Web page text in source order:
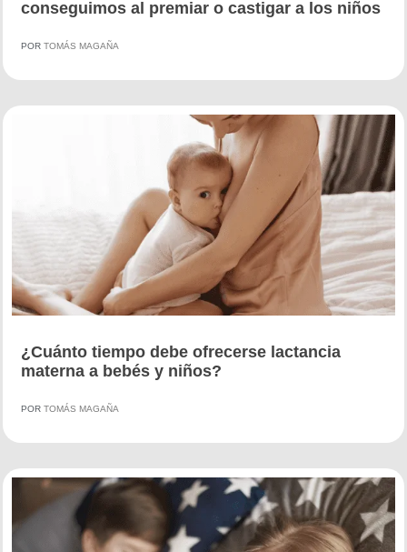
conseguimos al premiar o castigar a los niños
POR TOMÁS MAGAÑA
¿Cuánto tiempo debe ofrecerse lactancia
materna a bebés y niños?
POR TOMÁS MAGAÑA